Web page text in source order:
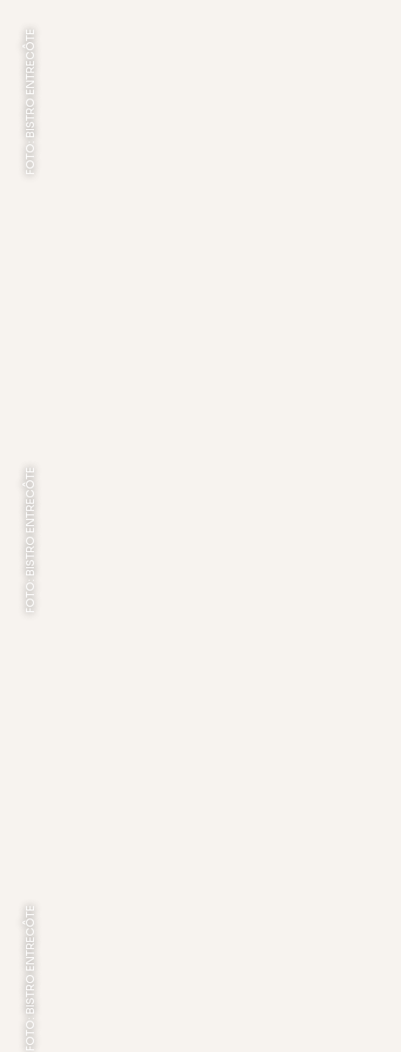
FOTO: BISTRO ENTRECÔTE
FOTO: BISTRO ENTRECÔTE
FOTO: BISTRO ENTRECÔTE